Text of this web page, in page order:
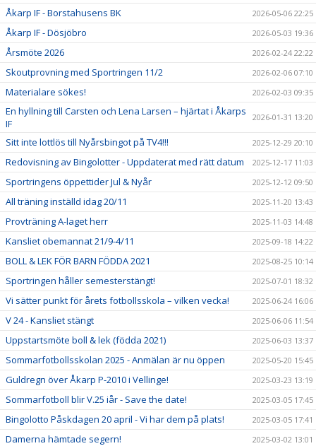
Åkarp IF - Borstahusens BK 2026-05-06 22:25
Åkarp IF - Dösjöbro 2026-05-03 19:36
Årsmöte 2026 2026-02-24 22:22
Skoutprovning med Sportringen 11/2 2026-02-06 07:10
Materialare sökes! 2026-02-03 09:35
En hyllning till Carsten och Lena Larsen – hjärtat i Åkarps
IF
2026-01-31 13:20
Sitt inte lottlös till Nyårsbingot på TV4!!! 2025-12-29 20:10
Redovisning av Bingolotter - Uppdaterat med rätt datum 2025-12-17 11:03
Sportringens öppettider Jul & Nyår 2025-12-12 09:50
All träning inställd idag 20/11 2025-11-20 13:43
Provträning A-laget herr 2025-11-03 14:48
Kansliet obemannat 21/9-4/11 2025-09-18 14:22
BOLL & LEK FÖR BARN FÖDDA 2021 2025-08-25 10:14
Sportringen håller semesterstängt! 2025-07-01 18:32
Vi sätter punkt för årets fotbollsskola – vilken vecka! 2025-06-24 16:06
V 24 - Kansliet stängt 2025-06-06 11:54
Uppstartsmöte boll & lek (födda 2021) 2025-06-03 13:37
Sommarfotbollsskolan 2025 - Anmälan är nu öppen 2025-05-20 15:45
Guldregn över Åkarp P-2010 i Vellinge! 2025-03-23 13:19
Sommarfotboll blir V.25 iår - Save the date! 2025-03-05 17:45
Bingolotto Påskdagen 20 april - Vi har dem på plats! 2025-03-05 17:41
Damerna hämtade segern! 2025-03-02 13:01